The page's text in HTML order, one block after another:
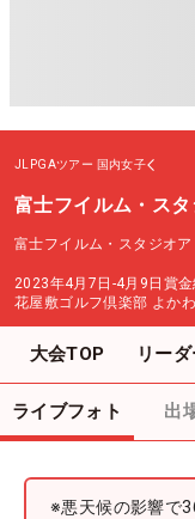
JLPGAツアー 国内女子
富士フイルム・ス
富士フイルム・スタジオ
2023年4月7日-4月9日 賞
花屋敷ゴルフ倶楽部 よか
大会TOP リー
ライブフォト 出
※悪天候の影響で